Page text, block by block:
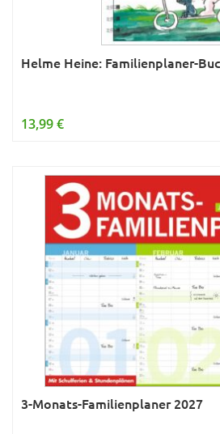
Helme Heine: Familienplaner-
13,99 €
3-Monats-Familienplaner 2027